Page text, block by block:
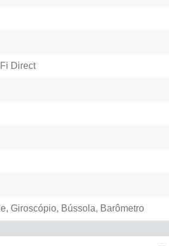
Direct
Giroscópio, Bússola, Barômetro